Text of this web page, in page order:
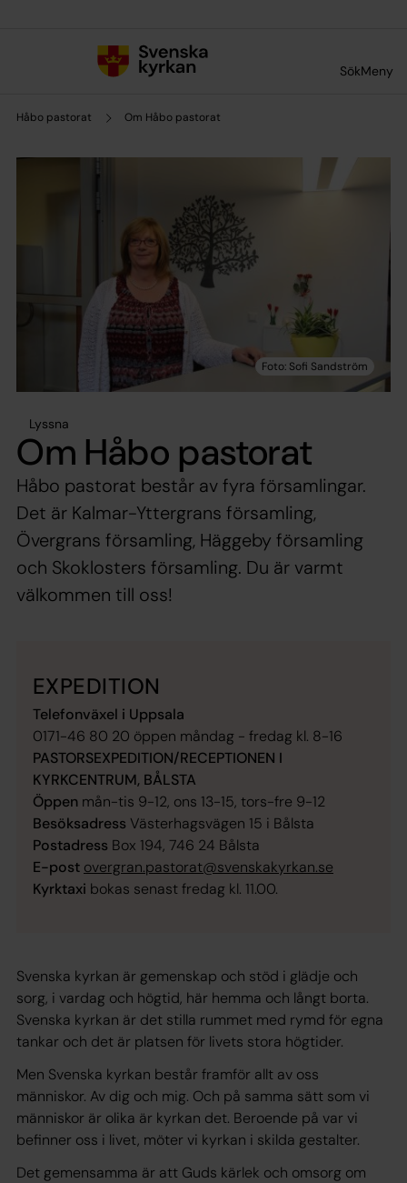
SökMeny
Håbo pastorat Om Håbo pastorat
Lyssna
Om Håbo pastorat
Håbo pastorat består av fyra församlingar.
Det är Kalmar-Yttergrans församling,
Övergrans församling, Häggeby församling
och Skoklosters församling. Du är varmt
välkommen till oss!
EXPEDITION
Telefonväxel i Uppsala
0171-46 80 20 öppen måndag - fredag kl. 8-16
PASTORSEXPEDITION/RECEPTIONEN I
KYRKCENTRUM, BÅLSTA
Öppen mån-tis 9-12, ons 13-15, tors-fre 9-12
Besöksadress Västerhagsvägen 15 i Bålsta
Postadress Box 194, 746 24 Bålsta
E-post overgran.pastorat@svenskakyrkan.se
Kyrktaxi bokas senast fredag kl. 11.00.
Svenska kyrkan är gemenskap och stöd i glädje och
sorg, i vardag och högtid, här hemma och långt borta.
Svenska kyrkan är det stilla rummet med rymd för egna
tankar och det är platsen för livets stora högtider.
Men Svenska kyrkan består framför allt av oss
människor. Av dig och mig. Och på samma sätt som vi
människor är olika är kyrkan det. Beroende på var vi
befinner oss i livet, möter vi kyrkan i skilda gestalter.
Det gemensamma är att Guds kärlek och omsorg om